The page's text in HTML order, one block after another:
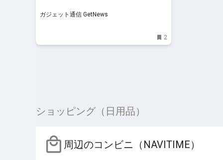
ガジェット通信 GetNews
2
ショッピング（日用品）
周辺のコンビニ（NAVITIME）